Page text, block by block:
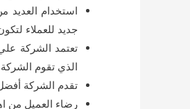
استخدام
جديد للعملاء
تعتمد الشركة
الذي تقوم الشركة
تقدم الشركة
رضاء العميل من